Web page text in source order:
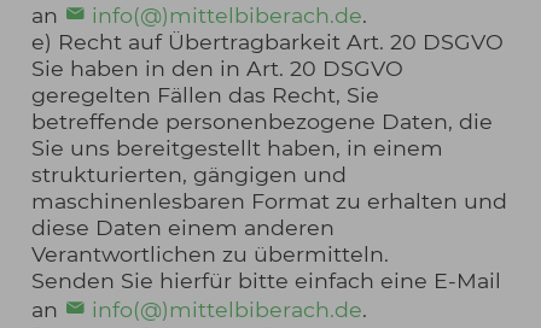
an
info(@)mittelbiberach.de.
e) Recht auf Übertragbarkeit Art. 20 DSGVO
Sie haben in den in Art. 20 DSGVO
geregelten Fällen das Recht, Sie
betreffende personenbezogene Daten, die
Sie uns bereitgestellt haben, in einem
strukturierten, gängigen und
maschinenlesbaren Format zu erhalten und
diese Daten einem anderen
Verantwortlichen zu übermitteln.
Senden Sie hierfür bitte einfach eine E-Mail
an
info(@)mittelbiberach.de.